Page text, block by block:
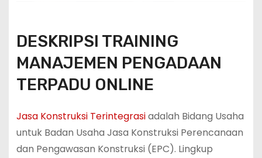
DESKRIPSI TRAINING
MANAJEMEN PENGADAAN
TERPADU ONLINE
Jasa Konstruksi Terintegrasiadalah Bidang Usaha
untuk Badan Usaha Jasa Konstruksi Perencanaan
dan Pengawasan Konstruksi (EPC). Lingkup